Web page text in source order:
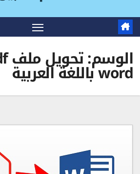
الوسم:
word باللغة العربية